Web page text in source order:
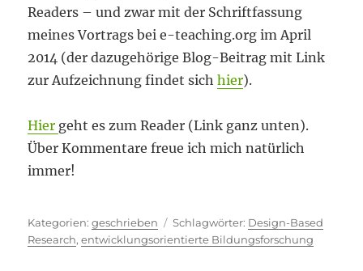
Readers – und zwar mit der Schriftfassung
meines Vortrags bei e-teaching.org im April
2014 (der dazugehörige Blog-Beitrag mit Link
zur Aufzeichnung findet sichhier).
Hier geht es zum Reader (Link ganz unten).
Über Kommentare freue ich mich natürlich
immer!
Kategorien
geschrieben Schlagwörter
Design-Based
Research,entwicklungsorientierte Bildungsforschung